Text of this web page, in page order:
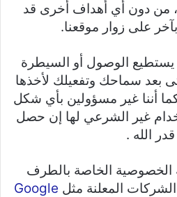
، من دون أي أهداف أخرى قد
على زوار موقعنا.
يستطيع الوصول أو السيطرة
بعد سماحك وتفعيلك لأخذها
أننا غير مسؤولين بأي شكل
غير الشرعي لها إن حصل
قدر الله .
الخاصة بالطرف
المعلنة مثل Google